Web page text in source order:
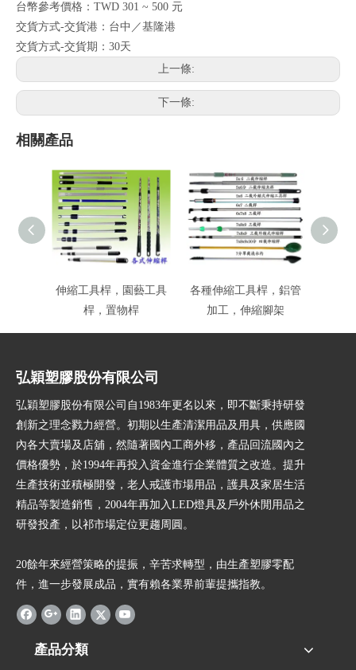
台幣參考價格：TWD 301 ~ 500 元
交貨方式-交貨港：台中／基隆港
交貨方式-交貨期：30天
上一條:
下一條:
相關產品
伸縮工具桿，園藝工具
桿，置物桿
各種伸縮工具桿，鋁管
加工，伸縮腳架
弘穎塑膠股份有限公司
弘穎塑膠股份有限公司自1983年更名以來，即不斷秉持研發
創新之理念戮力經營。初期以生產清潔用品及用具，供應國
內各大賣場及店舖，然隨著國內工商外移，產品回流國內之
價格優勢，於1994年再投入資金進行企業體質之改造。提升
生產技術並積極開發，老人戒護市場用品，護具及家居生活
精品等製造銷售，2004年再加入LED燈具及戶外休閒用品之
研發投產，以祁市場定位更趨周圓。
20餘年來經營策略的提振，辛苦求轉型，由生產塑膠零配
件，進一步發展成品，實有賴各業界前輩提攜指教。
產品分類